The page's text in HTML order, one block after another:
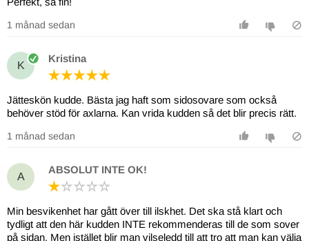
1 månad sedan
K
Kristina
Jätteskön kudde. Bästa jag haft som sidosovare som också
behöver stöd för axlarna. Kan vrida kudden så det blir precis rätt.
1 månad sedan
A
ABSOLUT INTE OK!
Min besvikenhet har gått över till ilskhet. Det ska stå klart och
tydligt att den här kudden INTE rekommenderas till de som sover
på sidan. Men istället blir man vilseledd till att tro att man kan välja